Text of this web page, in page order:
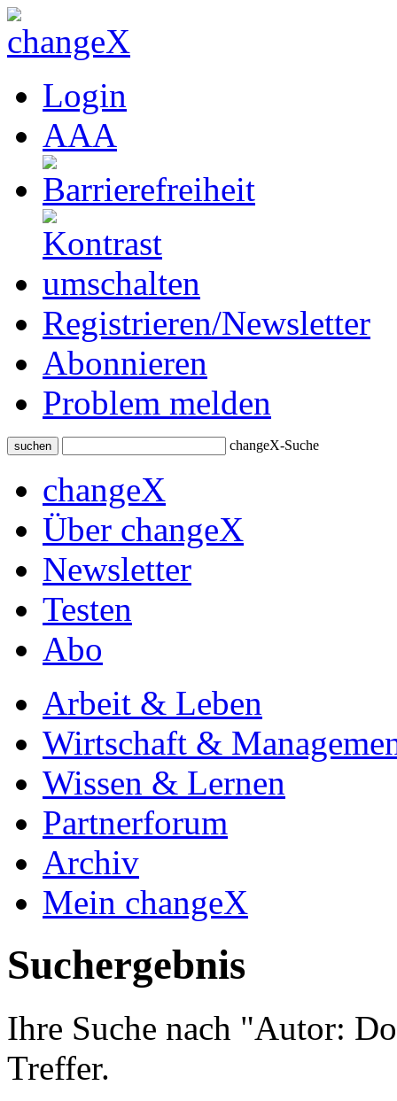
Login
AAA
Registrieren/Newsletter
Abonnieren
Problem melden
suchen changeX-Suche
changeX
Über changeX
Newsletter
Testen
Abo
Arbeit & Leben
Wirtschaft &
Wissen & Lernen
Partnerforum
Archiv
Mein changeX
Suchergebnis
Ihre Suche nach "Autor:
Treffer.